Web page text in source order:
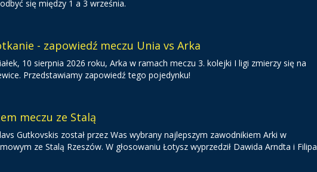
się między 1 a 3 września.
- zapowiedź meczu Unia vs Arka
10 sierpnia 2026 roku, Arka w ramach meczu 3. kolejki I ligi zmierzy się na
Przedstawiamy zapowiedź tego pojedynku!
meczu ze Stalą
Gutkovskis został przez Was wybrany najlepszym zawodnikiem Arki w
ze Stalą Rzeszów. W głosowaniu Łotysz wyprzedził Dawida Arndta i Filipa